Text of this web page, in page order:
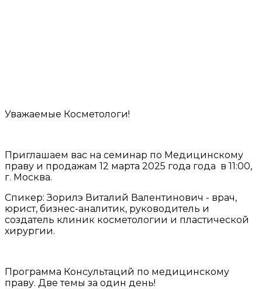
Уважаемые Косметологи!
Приглашаем вас на семинар по Медицинскому
праву и продажам 12 марта 2025 года года в 11:00,
г. Москва.
Спикер: Зорилэ Виталий Валентинович - врач,
юрист, бизнес-аналитик, руководитель и
создатель клиник косметологии и пластической
хирургии.
Программа Консультаций по медицинскому
праву. Две темы за один день!